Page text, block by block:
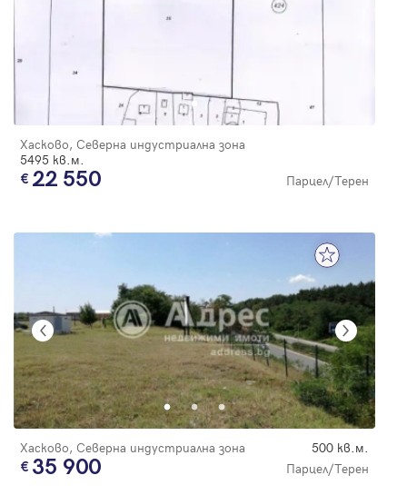
Хасково, Северна индустриална зона
5495 кв.м.
22 550 Парцел/Терен
Хасково, Северна индустриална зона 500 кв.м.
35 900 Парцел/Терен